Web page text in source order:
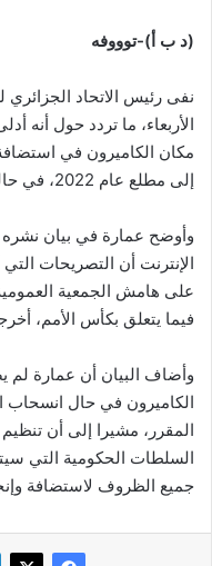
(د ب أ)-توووفه
نفى رئيس الاتحاد
الأربعاء، ما تردد حول أنه
إلى مطلع عام 2022، في حالة انسحاب الكاميرون.
وأوضح عمارة في بيان نشره
الإنترنت أن التصريحات التي
على هامش الجمعية العمومية
فيما يتعلق بكأس الأمم،
وأضاف البيان أن عمارة لم
الكاميرون في حال انسحاب
المقرر، مشيرا إلى أن
السلطات الحكومية التي
جميع الظروف لاستضافة